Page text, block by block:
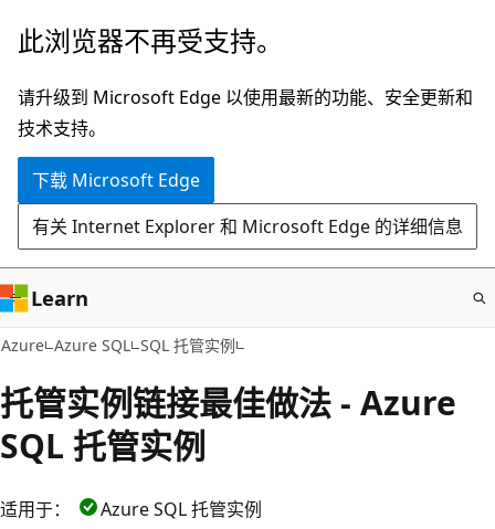
跳
主
要
内
此浏览器不再受支持。
请升级到 Microsoft Edge 以使用最新的功能、安全更新和
技术支持。
下载 Microsoft Edge
有关 Internet Explorer 和 Microsoft Edge 的详细信息
Learn
Azure Azure SQL SQL 托管实例
托管实例链接最佳做法 - Azure
SQL 托管实例
适用于：
Azure SQL 托管实例